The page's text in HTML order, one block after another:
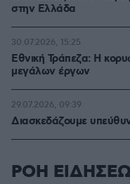
στην Ελλάδα
Εθνική Τράπεζα: Η
μεγάλων έργων
30.07.2026, 15:25
Διασκεδάζουμε
29.07.2026, 09:39
ΡΟΗ